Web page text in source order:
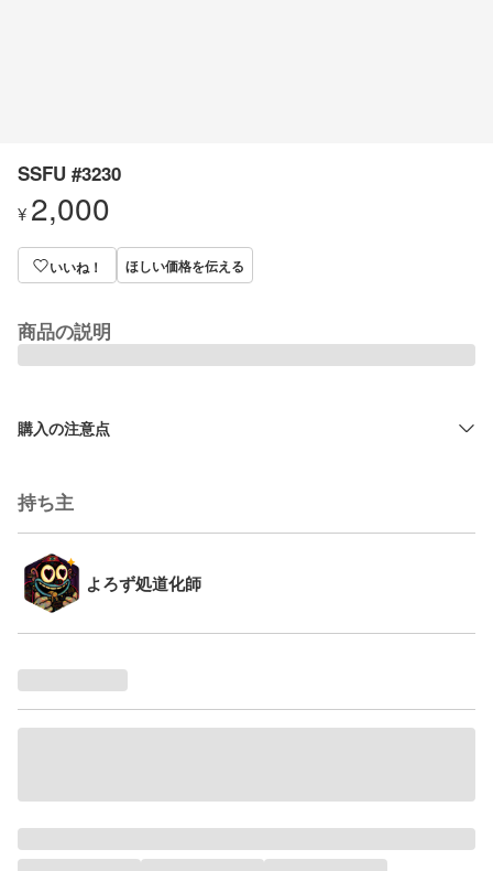
SSFU #3230
¥ 2,000
いいね！ ほしい価格を伝える
商品の説明
購入の注意点
持ち主
よろず処道化師